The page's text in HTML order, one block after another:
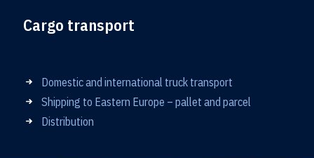
Cargo transport
Domestic and international truck transport
Shipping to Eastern Europe – pallet and parcel
Distribution